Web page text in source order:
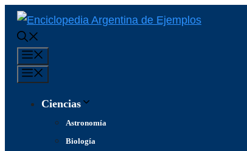
Saltar
contenido
Ciencias
Astronomía
Biología